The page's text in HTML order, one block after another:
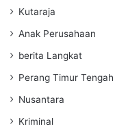
Kutaraja
Anak Perusahaan
berita Langkat
Perang Timur Tengah
Nusantara
Kriminal